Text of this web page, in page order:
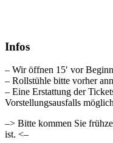
Infos
– Wir öffnen 15′ vor
– Rollstühle bitte vorher
– Eine Erstattung der
Vorstellungsausfalls
–> Bitte kommen Sie
ist. <–